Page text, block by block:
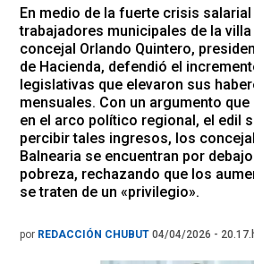
En medio de la fuerte crisis
trabajadores municipales de la villa
concejal Orlando Quintero,
de Hacienda, defendió el
legislativas que elevaron sus
mensuales. Con un argumento
en el arco político regional, el edil
percibir tales ingresos, los
Balnearia se encuentran por
pobreza, rechazando que los
se traten de un «privilegio».
por REDACCIÓN CHUBUT 04/04/2026 -